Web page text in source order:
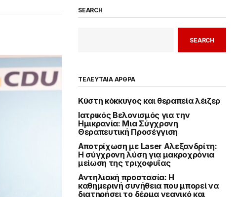
SEARCH
SEARCH
ΤΕΛΕΥΤΑΙΑ ΑΡΘΡΑ
Κύστη κόκκυγος και θεραπεία λέιζερ
Ιατρικός Βελονισμός για την
Ημικρανία: Μια Σύγχρονη
Θεραπευτική Προσέγγιση
Αποτρίχωση με Laser Αλεξανδρίτη:
Η σύγχρονη λύση για μακροχρόνια
μείωση της τριχοφυΐας
Αντηλιακή προστασία: Η
καθημερινή συνήθεια που μπορεί να
διατηρήσει το δέρμα νεανικό και